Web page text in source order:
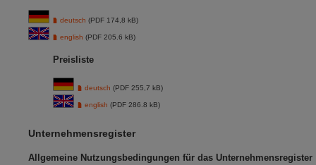
deutsch (PDF 174,8 kB)
english (PDF 205.6 kB)
Preisliste
deutsch (PDF 255,7 kB)
english (PDF 286.8 kB)
Unternehmensregister
Allgemeine Nutzungsbedingungen für das Unternehmensregister